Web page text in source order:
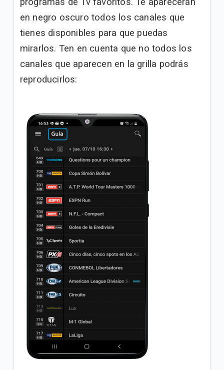
en negro oscuro todos los canales que
tienes disponibles para que puedas
mirarlos. Ten en cuenta que no todos los
canales que aparecen en la grilla podrás
reproducirlos: